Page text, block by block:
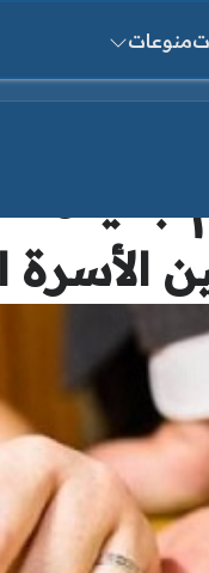
منوعات
الأسرة